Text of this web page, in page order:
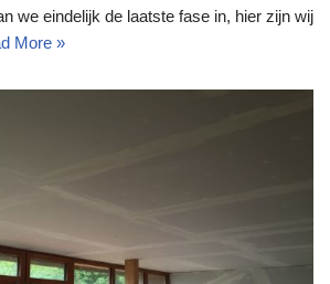
we eindelijk de laatste fase in, hier zijn wij
More »